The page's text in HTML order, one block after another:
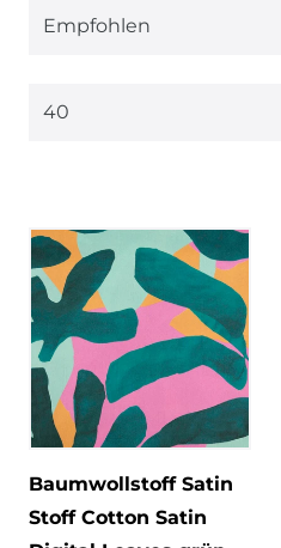
Baumwollstoff Satin
Stoff Cotton Satin